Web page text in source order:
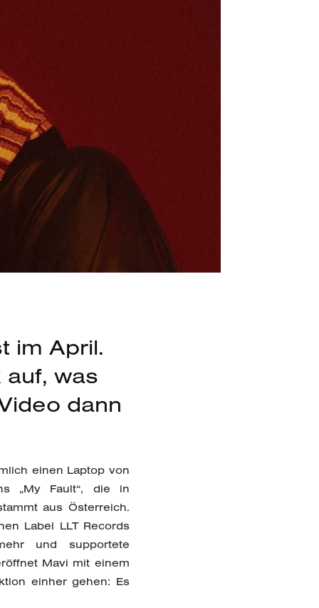
im April.
auf, was
dann
einen Laptop von
„My Fault“, die in
aus Österreich.
Label LLT Records
und supportete
Mavi mit einem
einher gehen: Es